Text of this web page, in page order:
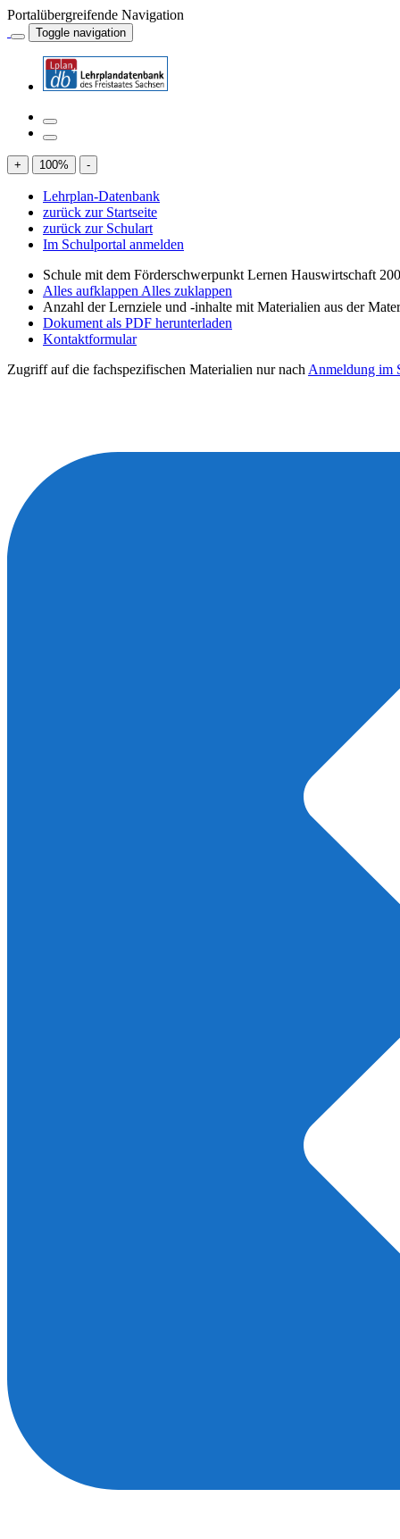
Portalübergreifende Navigation
Toggle navigation
+ 100% -
Lehrplan-Datenbank
zurück zur Startseite
zurück zur Schulart
Im Schulportal anmelden
Schule mit dem Förderschwerpunkt Lernen Hauswirtschaft
Alles aufklappen Alles zuklappen
Anzahl der Lernziele und -inhalte mit Materialien aus der
Dokument als PDF herunterladen
Kontaktformular
Zugriff auf die fachspezifischen Materialien nur nach Anmeldung im